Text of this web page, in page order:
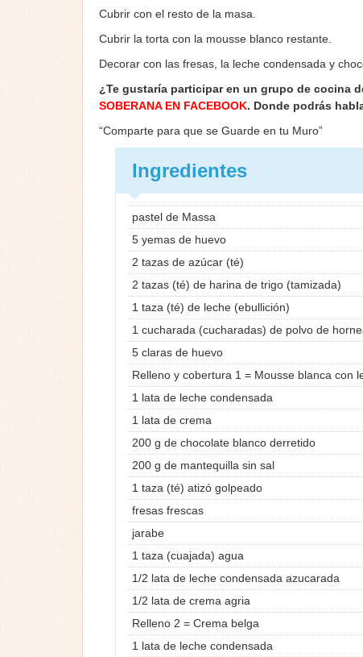
Cubrir con el resto de la masa.
Cubrir la torta con la mousse blanco restante.
Decorar con las fresas, la leche condensada y
¿Te gustaría participar en un grupo de cocina
SOBERANA EN FACEBOOK. Donde podrás
“Comparte para que se Guarde en tu Muro”
Ingredientes
pastel de Massa
5 yemas de huevo
2 tazas de azúcar (té)
2 tazas (té) de harina de trigo (tamizada)
1 taza (té) de leche (ebullición)
1 cucharada (cucharadas) de polvo de
5 claras de huevo
Relleno y cobertura 1 = Mousse blanca con
1 lata de leche condensada
1 lata de crema
200 g de chocolate blanco derretido
200 g de mantequilla sin sal
1 taza (té) atizó golpeado
fresas frescas
jarabe
1 taza (cuajada) agua
1/2 lata de leche condensada azucarada
1/2 lata de crema agria
Relleno 2 = Crema belga
1 lata de leche condensada